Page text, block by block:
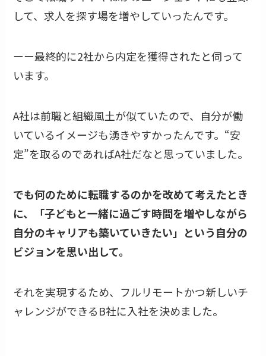
して、求人を探す場を増やしていったんです。
ーー最終的に2社から内定を獲得されたと伺って
います。
A社は前職と組織風土が似ていたので、自分が働
いているイメージも湧きやすかったんです。“安
定”を取るのであればA社だなと思っていました。
でも何のために転職するのかを改めて考えたとき
に、「子どもと一緒に過ごす時間を増やしながら
自分のキャリアも築いていきたい」という自分の
ビジョンを思い出して。
それを実現するため、フルリモートかつ新しいチ
ャレンジができるB社に入社を決めました。